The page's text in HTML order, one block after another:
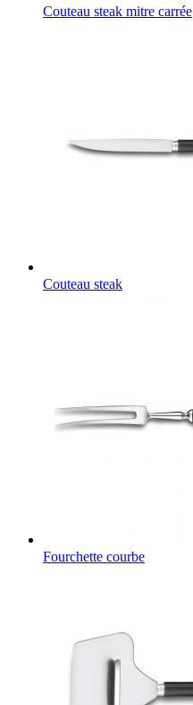
Couteau steak mitre carrée
Couteau steak
Fourchette courbe